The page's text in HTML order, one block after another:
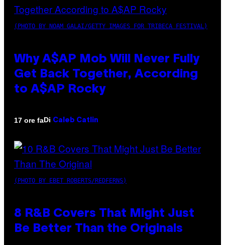
(PHOTO BY NOAM GALAI/GETTY IMAGES FOR TRIBECA FESTIVAL)
Why A$AP Mob Will Never Fully
Get Back Together, According
to A$AP Rocky
17 ore faDi Caleb Catlin
(PHOTO BY EBET ROBERTS/REDFERNS)
8 R&B Covers That Might Just
Be Better Than the Originals